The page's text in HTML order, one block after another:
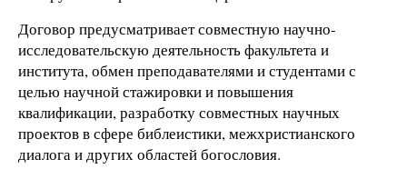
Договор предусматривает совместную научно-
исследовательскую деятельность факультета и
института, обмен преподавателями и студентами с
целью научной стажировки и повышения
квалификации, разработку совместных научных
проектов в сфере библеистики, межхристианского
диалога и других областей богословия.